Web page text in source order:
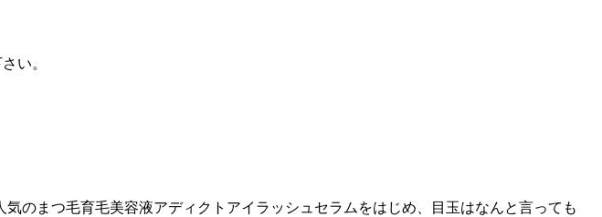
い。
のまつ毛育毛美容液アディクトアイラッシュセラムをはじめ、目玉はなんと言っても